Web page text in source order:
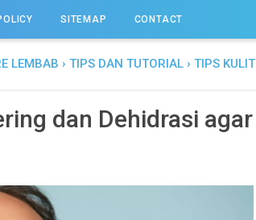
SITEMAP CONTACT
LEMBAB › TIPS DAN TUTORIAL › TIPS KULIT
dan Dehidrasi agar